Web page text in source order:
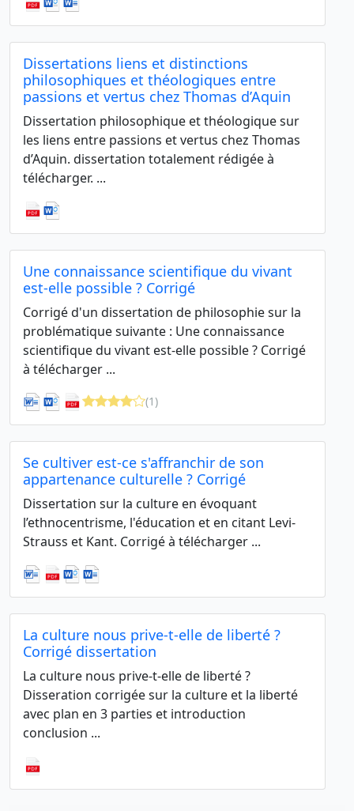
Dissertations liens et distinctions
philosophiques et théologiques entre
passions et vertus chez Thomas d’Aquin
Dissertation philosophique et théologique sur
les liens entre passions et vertus chez Thomas
d’Aquin. dissertation totalement rédigée à
télécharger. ...
Une connaissance scientifique du vivant
est-elle possible ? Corrigé
Corrigé d'un dissertation de philosophie sur la
problématique suivante : Une connaissance
scientifique du vivant est-elle possible ? Corrigé
à télécharger ...
(1)
Se cultiver est-ce s'affranchir de son
appartenance culturelle ? Corrigé
Dissertation sur la culture en évoquant
l’ethnocentrisme, l'éducation et en citant Levi-
Strauss et Kant. Corrigé à télécharger ...
La culture nous prive-t-elle de liberté ?
Corrigé dissertation
La culture nous prive-t-elle de liberté ?
Disseration corrigée sur la culture et la liberté
avec plan en 3 parties et introduction
conclusion ...